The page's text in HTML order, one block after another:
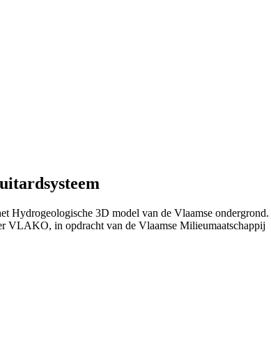
Hydrogeologische 3D model van de Vlaamse
VLAKO, in opdracht van de Vlaamse Milieumaatschappij